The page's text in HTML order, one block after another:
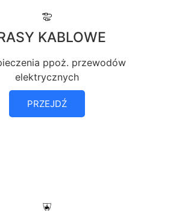
KABLOWE
ppoż. przewodów
elektrycznych
PRZEJDŹ